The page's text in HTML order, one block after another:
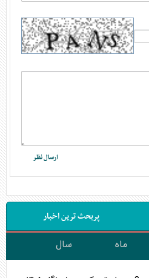
پربحث ترین اخبار
ماه سال